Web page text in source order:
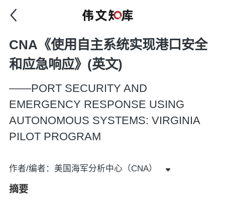
CNA《使用自主系统实现港口安全
和应急响应》(英文)
——PORT SECURITY AND
EMERGENCY RESPONSE USING
AUTONOMOUS SYSTEMS: VIRGINIA
PILOT PROGRAM
作者/编者：美国海军分析中心（CNA）
摘要